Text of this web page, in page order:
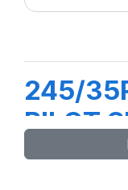
245/
PILOT